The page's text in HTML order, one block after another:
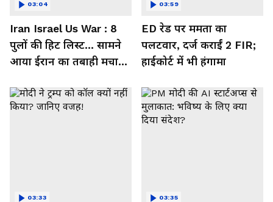
Iran Israel Us War : 8
पुलों की हिट लिस्ट... सामने
आया ईरान का तबाही मचाने
03:04
ED रेड पर ममता का
पलटवार, दर्ज कराईं 2 FIR;
हाईकोर्ट में भी हंगामा
03:59
03:33 03:35